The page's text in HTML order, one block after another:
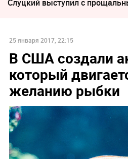
Слуцкий выступил с
25 января 2017, 22:15
В США создали
который
желанию рыбки